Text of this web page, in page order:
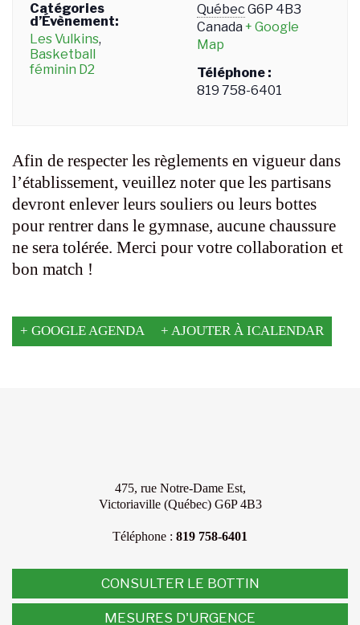
Catégories
d’Évènement:
Les Vulkins,
Basketball
féminin D2
Québec G6P 4B3
Canada + Google
Map
Téléphone :
819 758-6401
Afin de respecter les règlements en vigueur dans
l’établissement, veuillez noter que les partisans
devront enlever leurs souliers ou leurs bottes
pour rentrer dans le gymnase, aucune chaussure
ne sera tolérée. Merci pour votre collaboration et
bon match !
+ GOOGLE AGENDA + AJOUTER À ICALENDAR
475, rue Notre-Dame Est,
Victoriaville (Québec) G6P 4B3
Téléphone : 819 758-6401
CONSULTER LE BOTTIN
MESURES D'URGENCE